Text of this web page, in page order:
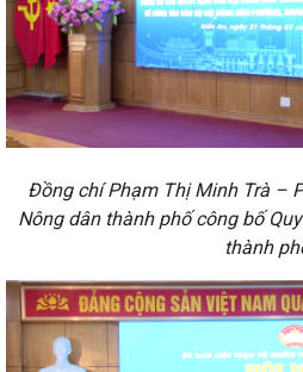
Đồng chí Phạm Thị Minh Trà –
Nông dân thành phố công bố
thành